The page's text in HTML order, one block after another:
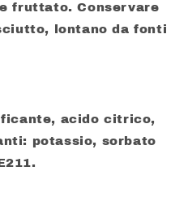
fruttato. Conservare
lontano da fonti
acido citrico,
potassio, sorbato